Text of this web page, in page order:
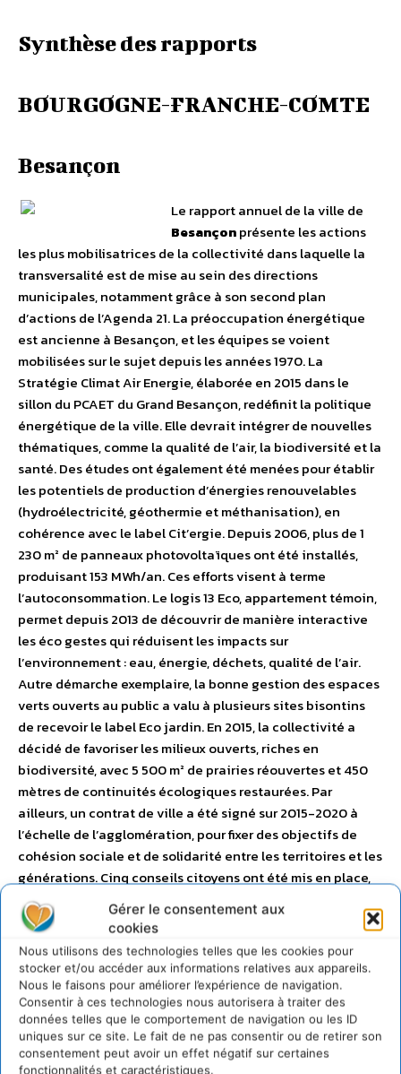
Gérer le consentement aux
cookies
Nous utilisons des technologies telles que les cookies pour
stocker et/ou accéder aux informations relatives aux appareils.
Nous le faisons pour améliorer l’expérience de navigation.
Consentir à ces technologies nous autorisera à traiter des
données telles que le comportement de navigation ou les ID
uniques sur ce site. Le fait de ne pas consentir ou de retirer son
consentement peut avoir un effet négatif sur certaines
fonctionnalités et caractéristiques.
Synthèse des rapports
BOURGOGNE-FRANCHE-COMTE
Besançon
Le rapport annuel de la ville de
Besançonprésente les actions
les plus mobilisatrices de la collectivité dans laquelle la
transversalité est de mise au sein des directions
municipales, notamment grâce à son second plan
d’actions de l’Agenda 21. La préoccupation énergétique
est ancienne à Besançon, et les équipes se voient
mobilisées sur le sujet depuis les années 1970. La
Stratégie Climat Air Energie, élaborée en 2015 dans le
sillon du PCAET du Grand Besançon, redéfinit la politique
énergétique de la ville. Elle devrait intégrer de nouvelles
thématiques, comme la qualité de l’air, la biodiversité et la
santé. Des études ont également été menées pour établir
les potentiels de production d’énergies renouvelables
(hydroélectricité, géothermie et méthanisation), en
cohérence avec le label Cit’ergie. Depuis 2006, plus de 1
230 m² de panneaux photovoltaïques ont été installés,
produisant 153 MWh/an. Ces efforts visent à terme
l’autoconsommation. Le logis 13 Eco, appartement témoin,
permet depuis 2013 de découvrir de manière interactive
les éco gestes qui réduisent les impacts sur
l’environnement : eau, énergie, déchets, qualité de l’air.
Autre démarche exemplaire, la bonne gestion des espaces
verts ouverts au public a valu à plusieurs sites bisontins
de recevoir le label Eco jardin. En 2015, la collectivité a
décidé de favoriser les milieux ouverts, riches en
biodiversité, avec 5 500 m² de prairies réouvertes et 450
mètres de continuités écologiques restaurées. Par
ailleurs, un contrat de ville a été signé sur 2015-2020 à
l’échelle de l’agglomération, pour fixer des objectifs de
cohésion sociale et de solidarité entre les territoires et les
générations. Cinq conseils citoyens ont été mis en place,
formant une nouvelle instance de concertation pour les
quartiers du contrat de ville. Ils apportent leur expérience
et connaissance locale à travers différents groupes de
travail et proposent des projets. Les initiatives de
développement durable sont très nombreuses : lutte
contre l’isolement, micro-crédit et aide alimentaire sont
au coeur de la politique de la ville. – Consulter le rapport
Eric Duranderic.durand@besancon.fr